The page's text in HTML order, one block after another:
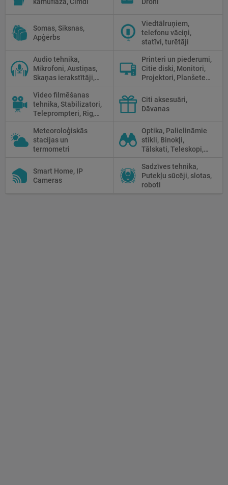
Somas, Siksnas,
Apģērbs
Viedtālruņiem,
telefonu vāciņi,
statīvi, turētāji
Audio tehnika,
Mikrofoni, Austiņas,
Skaņas ierakstītāji,
Printeri un piederumi,
Citie diski, Monitori,
Projektori, Planšetes,
Video filmēšanas
tehnika, Stabilizatori,
Teleprompteri, Rig,
Citi aksesuāri,
Dāvanas
Meteoroloģiskās
stacijas un
termometri
Optika, Palielināmie
stikli, Binokļi,
Tālskati, Teleskopi,
Mikroskopi,
Termokameras, Nakts
redzamība
Smart Home, IP
Cameras
Sadzīves tehnika,
Putekļu sūcēji, slotas,
roboti